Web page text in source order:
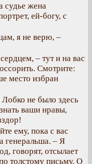
судье жена
ей-богу, с
я не верю, –
– тут и на вас
Смотрите:
место избран
не было здесь
ваши нравы,
ему, пока с вас
генеральша. – Я
говорят, отсылает
толстому письму. О